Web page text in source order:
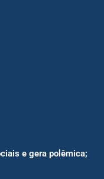
e gera polêmica;